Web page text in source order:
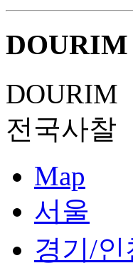
DOURIM
DOURIM
전국사찰
Map
서울
경기/인